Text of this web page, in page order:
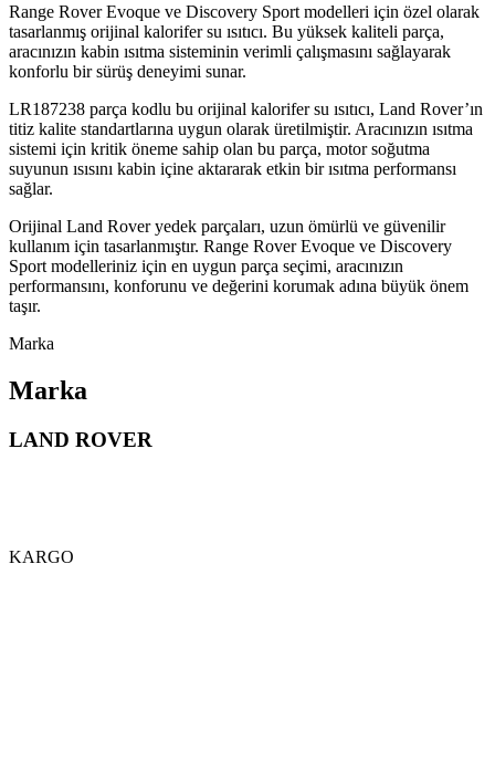
Range Rover Evoque ve Discovery Sport modelleri için özel olarak
tasarlanmış orijinal kalorifer su ısıtıcı. Bu yüksek kaliteli parça,
aracınızın kabin ısıtma sisteminin verimli çalışmasını sağlayarak
konforlu bir sürüş deneyimi sunar.
LR187238 parça kodlu bu orijinal kalorifer su ısıtıcı, Land Rover’ın
titiz kalite standartlarına uygun olarak üretilmiştir. Aracınızın ısıtma
sistemi için kritik öneme sahip olan bu parça, motor soğutma
suyunun ısısını kabin içine aktararak etkin bir ısıtma performansı
sağlar.
Orijinal Land Rover yedek parçaları, uzun ömürlü ve güvenilir
kullanım için tasarlanmıştır. Range Rover Evoque ve Discovery
Sport modelleriniz için en uygun parça seçimi, aracınızın
performansını, konforunu ve değerini korumak adına büyük önem
taşır.
Marka
Marka
LAND ROVER
KARGO